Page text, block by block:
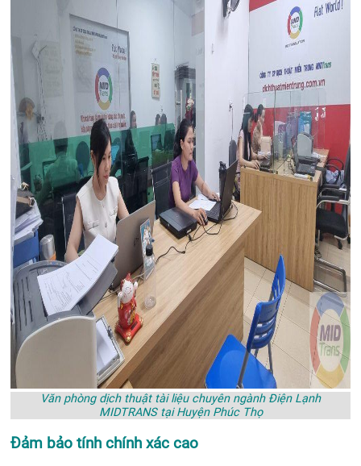
Văn phòng dịch thuật tài liệu chuyên ngành Điện Lạnh
MIDTRANS tại Huyện Phúc Thọ
Đảm bảo tính chính xác cao